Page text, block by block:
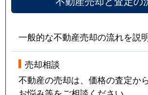
一般的な不動産売却の流れを説
売却相談
不動産の売却は、価格の査定か
お悩み等をご相談ください。